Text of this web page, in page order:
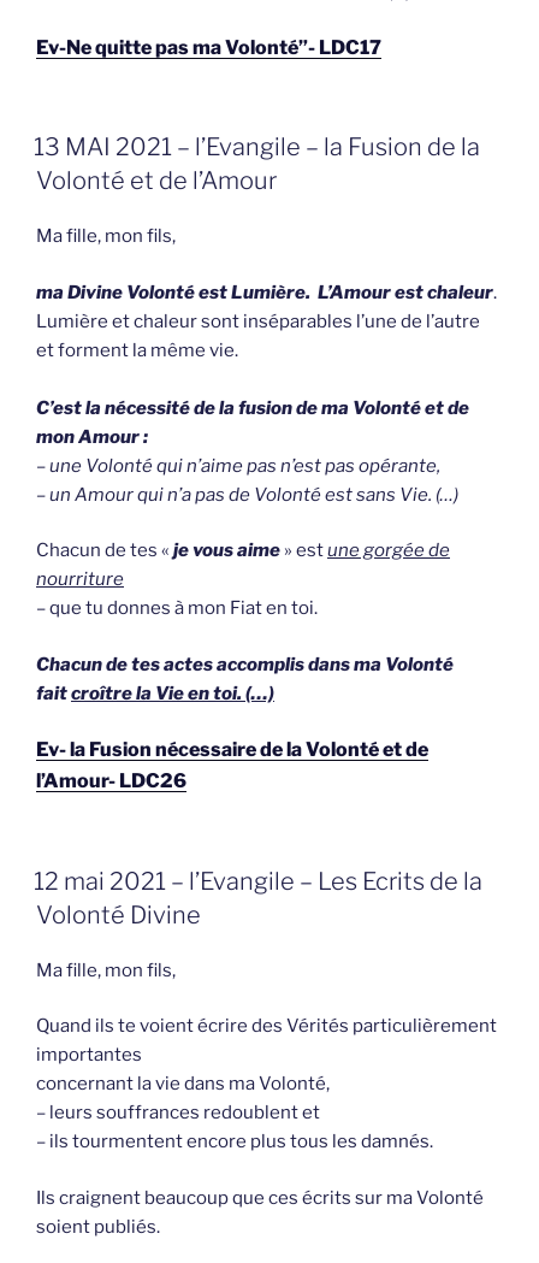
Ev-Ne quitte pas ma Volonté”- LDC17
GEPLAATST
OP
13 MAI 2021 – l’Evangile – la Fusion de la
Volonté et de l’Amour
Ma fille, mon fils,
ma Divine Volonté est Lumière. L’Amour est chaleur.
Lumière et chaleur sont inséparables l’une de l’autre
et forment la même vie.
C’est la nécessité de la fusion de ma Volonté et de
mon Amour :
–une Volonté qui n’aime pas n’est pas opérante,
– un Amour qui n’a pas de Volonté est sans Vie. (…)
Chacun de tes « je vous aime » estune gorgée de
nourriture
– que tu donnes à mon Fiat en toi.
Chacun de tes actes accomplis dans ma Volonté
faitcroître la Vie en toi. (…)
Ev- la Fusion nécessaire de la Volonté et de
l’Amour- LDC26
GEPLAATST
OP
12 mai 2021 – l’Evangile – Les Ecrits de la
Volonté Divine
Ma fille, mon fils,
Quand ils te voient écrire des Vérités particulièrement
importantes
concernant la vie dans ma Volonté,
– leurs souffrances redoublent et
– ils tourmentent encore plus tous les damnés.
Ils craignent beaucoup que ces écrits sur ma Volonté
soient publiés.